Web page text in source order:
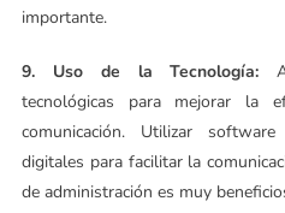
importante.
9. Uso de la Tecnología:
tecnológicas para mejorar la
comunicación. Utilizar
digitales para facilitar la
de administración es muy